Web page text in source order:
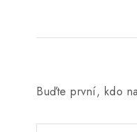
Buďte první, kdo